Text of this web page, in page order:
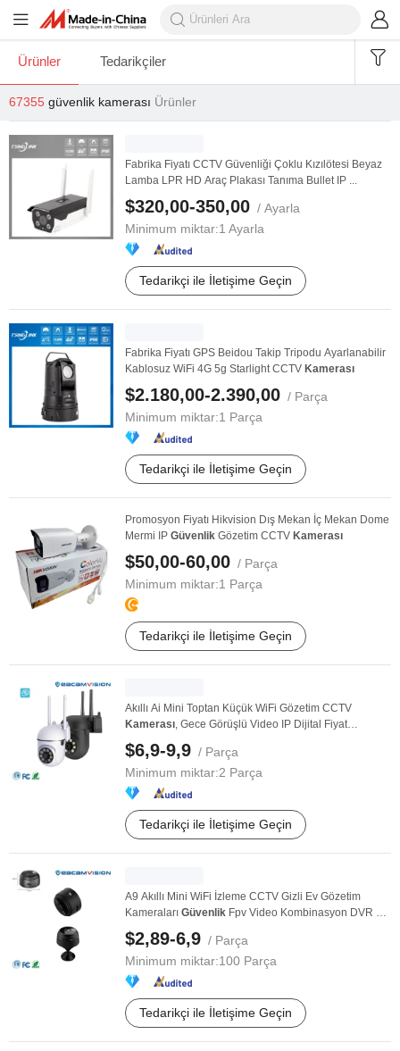
Ürünler Tedarikçiler
67355 güvenlik kamerası Ürünler
Fabrika Fiyatı CCTV Güvenliği Çoklu Kızılötesi Beyaz
Lamba LPR HD Araç Plakası Tanıma Bullet IP ...
$320,00-350,00 / Ayarla
Minimum miktar:1 Ayarla
Tedarikçi ile İletişime Geçin
Fabrika Fiyatı GPS Beidou Takip Tripodu Ayarlanabilir
Kablosuz WiFi 4G 5g Starlight CCTV Kamerası
$2.180,00-2.390,00 / Parça
Minimum miktar:1 Parça
Tedarikçi ile İletişime Geçin
Promosyon Fiyatı Hikvision Dış Mekan İç Mekan Dome
Mermi IP Güvenlik Gözetim CCTV Kamerası
$50,00-60,00 / Parça
Minimum miktar:1 Parça
Tedarikçi ile İletişime Geçin
Akıllı Ai Mini Toptan Küçük WiFi Gözetim CCTV
Kamerası, Gece Görüşlü Video IP Dijital Fiyat
Güvenlik
$6,9-9,9 / Parça
Minimum miktar:2 Parça
Tedarikçi ile İletişime Geçin
A9 Akıllı Mini WiFi İzleme CCTV Gizli Ev Gözetim
Kameraları Güvenlik Fpv Video Kombinasyon DVR Kiti
...
$2,89-6,9 / Parça
Minimum miktar:100 Parça
Tedarikçi ile İletişime Geçin